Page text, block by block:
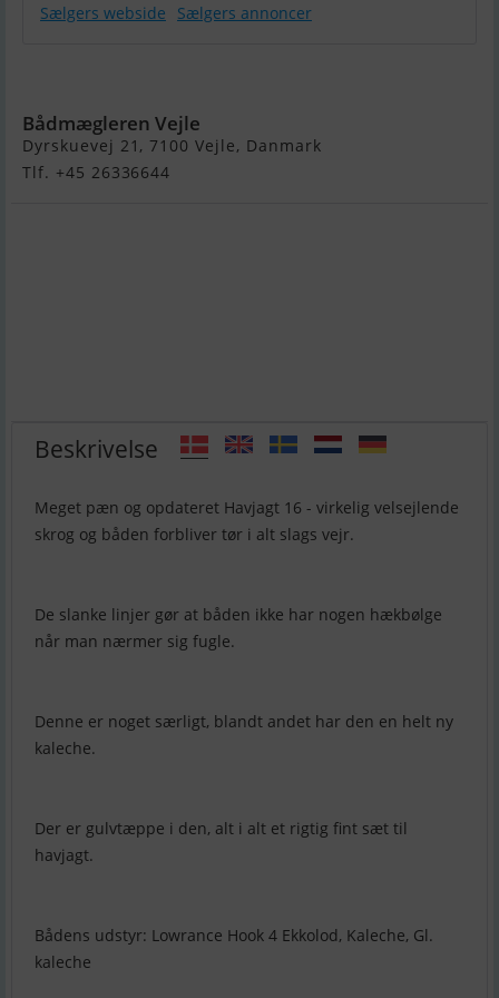
Sælgers webside Sælgers annoncer
Bådmægleren Vejle
Dyrskuevej 21, 7100 Vejle, Danmark
Tlf. +45 26336644
Beskrivelse
Meget pæn og opdateret Havjagt 16 - virkelig velsejlende
skrog og båden forbliver tør i alt slags vejr.
De slanke linjer gør at båden ikke har nogen hækbølge
når man nærmer sig fugle.
Denne er noget særligt, blandt andet har den en helt ny
kaleche.
Der er gulvtæppe i den, alt i alt et rigtig fint sæt til
havjagt.
Bådens udstyr: Lowrance Hook 4 Ekkolod, Kaleche, Gl.
kaleche